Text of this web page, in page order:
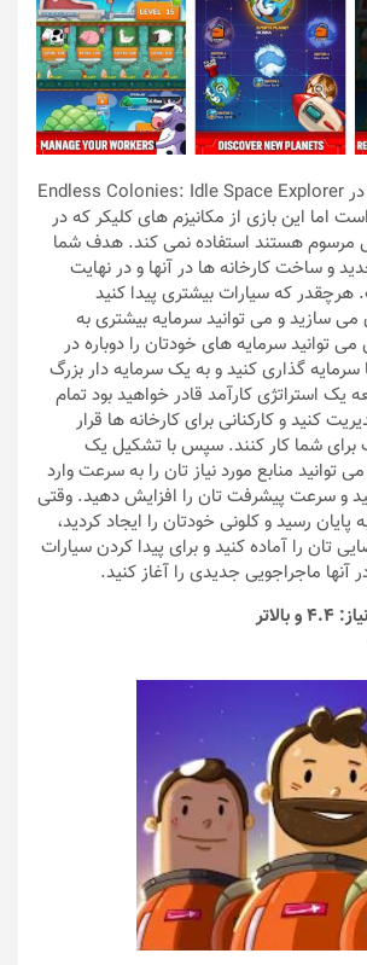
پروسه پیشروی شما در Endless Colonies: Idle Space Explorer
اما این بازی از مکانیزم های کلیکر که در
مرسوم هستند استفاده نمی کند. هدف شما
و ساخت کارخانه ها در آنها و در نهایت
هرچقدر که سیارات بیشتری پیدا کنید
می سازید و می توانید سرمایه بیشتری به
توانید سرمایه های خودتان را دوباره در
سرمایه گذاری کنید و به یک سرمایه دار بزرگ
یک استراتژی کارآمد قادر خواهید بود تمام
کنید و کارکنانی برای کارخانه ها قرار
برای شما کار کنند. سپس با تشکیل یک
منابع مورد نیاز تان را به سرعت وارد
و سرعت پیشرفت تان را افزایش دهید. وقتی
پایان رسید و کلونی خودتان را ایجاد کردید،
تان را آماده کنید و برای پیدا کردن سیارات
آنها ماجراجویی جدیدی را آغاز کنید.